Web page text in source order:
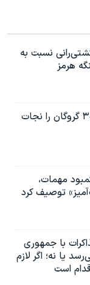
نسبت به
هرمز
نیروهای نیجریه‌ ۳۰۸ گروگان را نجات
مهمات،
توصیف کرد
با جمهوری
یا نه؛ اگر لازم
است